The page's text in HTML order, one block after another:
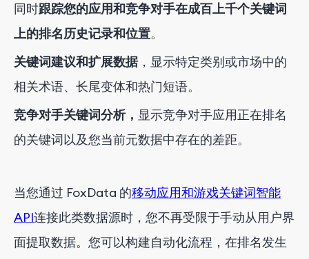
同时跟踪您的应用和竞争对手在成百上千个关键词
上的排名历史记录和位置。
关键词建议和扩展数据，显示特定类别或市场中的
相关术语、长尾变体和热门短语。
竞争对手关键词分析， 显示竞争对手应用正在排名
的关键词以及您当前元数据中存在的差距。
当您通过 FoxData 的移动应用和游戏关键词智能
API连接此类数据源时，您不再受限于手动从用户界
面提取数据。您可以构建自动化流程，在排名发生